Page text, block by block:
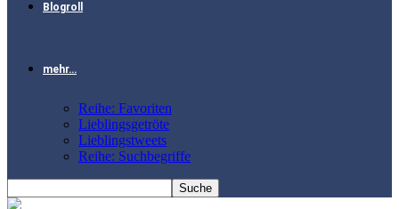
Blogroll
mehr…
Reihe: Favoriten
Lieblingsgetröte
Lieblingstweets
Reihe: Suchbegriffe